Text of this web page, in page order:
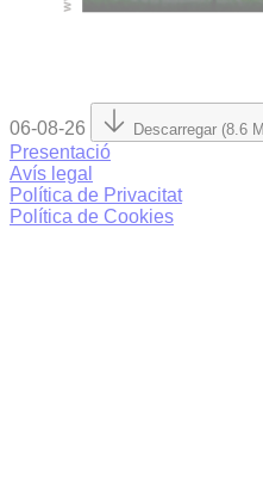
06-08-26 Descarregar (8.6
Presentació
Avís legal
Política de Privacitat
Política de Cookies